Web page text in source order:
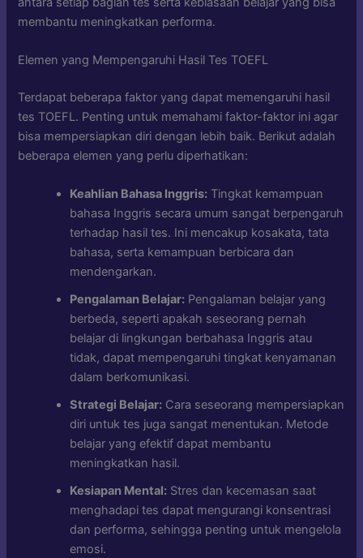
membantu meningkatkan performa.
Elemen yang Mempengaruhi Hasil Tes TOEFL
Terdapat beberapa faktor yang dapat memengaruhi hasil
tes TOEFL. Penting untuk memahami faktor-faktor ini agar
bisa mempersiapkan diri dengan lebih baik. Berikut adalah
beberapa elemen yang perlu diperhatikan:
Keahlian Bahasa Inggris: Tingkat kemampuan
bahasa Inggris secara umum sangat berpengaruh
terhadap hasil tes. Ini mencakup kosakata, tata
bahasa, serta kemampuan berbicara dan
mendengarkan.
Pengalaman Belajar: Pengalaman belajar yang
berbeda, seperti apakah seseorang pernah
belajar di lingkungan berbahasa Inggris atau
tidak, dapat mempengaruhi tingkat kenyamanan
dalam berkomunikasi.
Strategi Belajar: Cara seseorang mempersiapkan
diri untuk tes juga sangat menentukan. Metode
belajar yang efektif dapat membantu
meningkatkan hasil.
Kesiapan Mental: Stres dan kecemasan saat
menghadapi tes dapat mengurangi konsentrasi
dan performa, sehingga penting untuk mengelola
emosi.